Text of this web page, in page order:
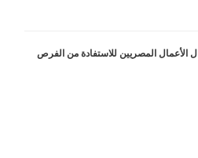
الأعمال المصريين للاستفادة من الفرص